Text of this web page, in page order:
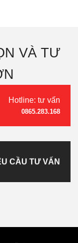
VÀ TƯ
Hotline: tư vấn
0865.283.168
CẦU TƯ VẤN